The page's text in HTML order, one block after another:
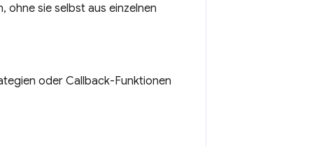
sie selbst aus einzelnen
oder Callback-Funktionen